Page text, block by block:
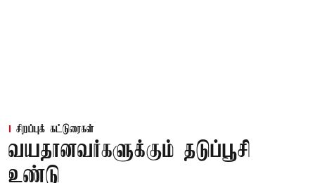
சிறப்புக் கட்டுரைகள்
வயதானவர்களுக்கும் தடுப்பூசி
உண்டு